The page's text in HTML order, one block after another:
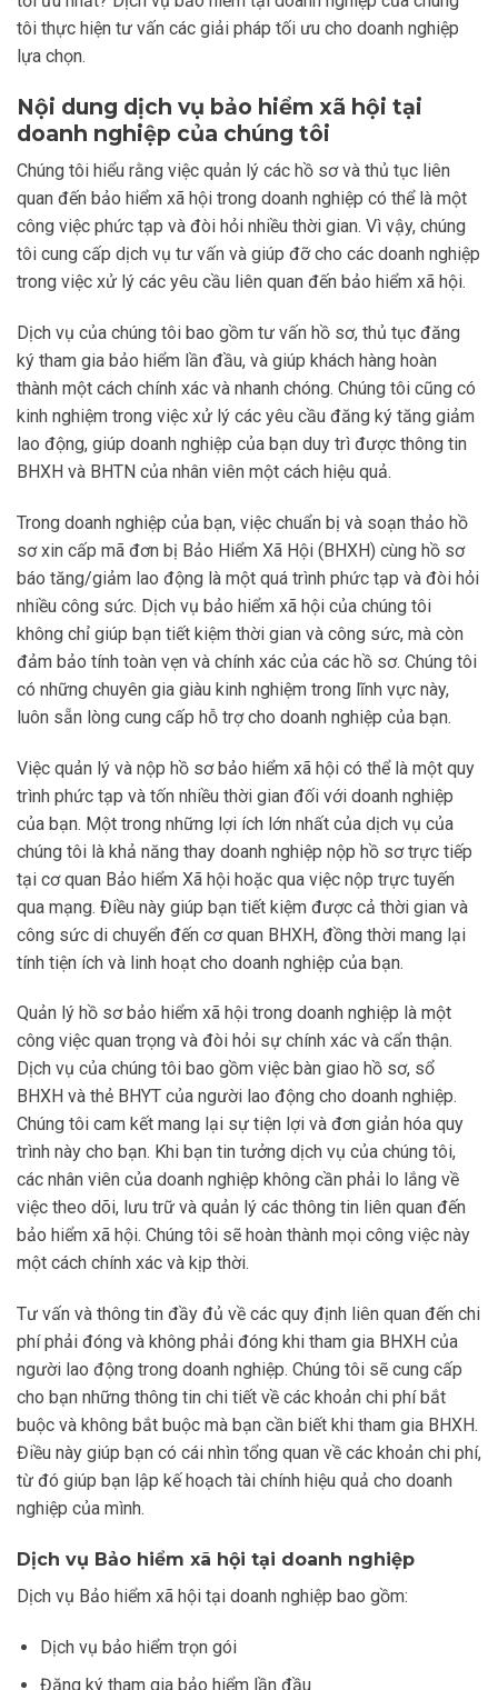
tôi thực hiện tư vấn các giải pháp tối ưu cho doanh nghiệp
lựa chọn.
Nội dung dịch vụ bảo hiểm xã hội tại
doanh nghiệp của chúng tôi
Chúng tôi hiểu rằng việc quản lý các hồ sơ và thủ tục liên
quan đến bảo hiểm xã hội trong doanh nghiệp có thể là một
công việc phức tạp và đòi hỏi nhiều thời gian. Vì vậy, chúng
tôi cung cấp dịch vụ tư vấn và giúp đỡ cho các doanh nghiệp
trong việc xử lý các yêu cầu liên quan đến bảo hiểm xã hội.
Dịch vụ của chúng tôi bao gồm tư vấn hồ sơ, thủ tục đăng
ký tham gia bảo hiểm lần đầu, và giúp khách hàng hoàn
thành một cách chính xác và nhanh chóng. Chúng tôi cũng có
kinh nghiệm trong việc xử lý các yêu cầu đăng ký tăng giảm
lao động, giúp doanh nghiệp của bạn duy trì được thông tin
BHXH và BHTN của nhân viên một cách hiệu quả.
Trong doanh nghiệp của bạn, việc chuẩn bị và soạn thảo hồ
sơ xin cấp mã đơn bị Bảo Hiểm Xã Hội (BHXH) cùng hồ sơ
báo tăng/giảm lao động là một quá trình phức tạp và đòi hỏi
nhiều công sức. Dịch vụ bảo hiểm xã hội của chúng tôi
không chỉ giúp bạn tiết kiệm thời gian và công sức, mà còn
đảm bảo tính toàn vẹn và chính xác của các hồ sơ. Chúng tôi
có những chuyên gia giàu kinh nghiệm trong lĩnh vực này,
luôn sẵn lòng cung cấp hỗ trợ cho doanh nghiệp của bạn.
Việc quản lý và nộp hồ sơ bảo hiểm xã hội có thể là một quy
trình phức tạp và tốn nhiều thời gian đối với doanh nghiệp
của bạn. Một trong những lợi ích lớn nhất của dịch vụ của
chúng tôi là khả năng thay doanh nghiệp nộp hồ sơ trực tiếp
tại cơ quan Bảo hiểm Xã hội hoặc qua việc nộp trực tuyến
qua mạng. Điều này giúp bạn tiết kiệm được cả thời gian và
công sức di chuyển đến cơ quan BHXH, đồng thời mang lại
tính tiện ích và linh hoạt cho doanh nghiệp của bạn.
Quản lý hồ sơ bảo hiểm xã hội trong doanh nghiệp là một
công việc quan trọng và đòi hỏi sự chính xác và cẩn thận.
Dịch vụ của chúng tôi bao gồm việc bàn giao hồ sơ, sổ
BHXH và thẻ BHYT của người lao động cho doanh nghiệp.
Chúng tôi cam kết mang lại sự tiện lợi và đơn giản hóa quy
trình này cho bạn. Khi bạn tin tưởng dịch vụ của chúng tôi,
các nhân viên của doanh nghiệp không cần phải lo lắng về
việc theo dõi, lưu trữ và quản lý các thông tin liên quan đến
bảo hiểm xã hội. Chúng tôi sẽ hoàn thành mọi công việc này
một cách chính xác và kịp thời.
Tư vấn và thông tin đầy đủ về các quy định liên quan đến chi
phí phải đóng và không phải đóng khi tham gia BHXH của
người lao động trong doanh nghiệp. Chúng tôi sẽ cung cấp
cho bạn những thông tin chi tiết về các khoản chi phí bắt
buộc và không bắt buộc mà bạn cần biết khi tham gia BHXH.
Điều này giúp bạn có cái nhìn tổng quan về các khoản chi phí,
từ đó giúp bạn lập kế hoạch tài chính hiệu quả cho doanh
nghiệp của mình.
Dịch vụ Bảo hiểm xã hội tại doanh nghiệp
Dịch vụ Bảo hiểm xã hội tại doanh nghiệp bao gồm:
Dịch vụ bảo hiểm trọn gói
Đăng ký tham gia bảo hiểm lần đầu